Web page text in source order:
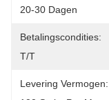
20-30 Dagen
Betalingscondities:
T/T
Levering Vermogen: